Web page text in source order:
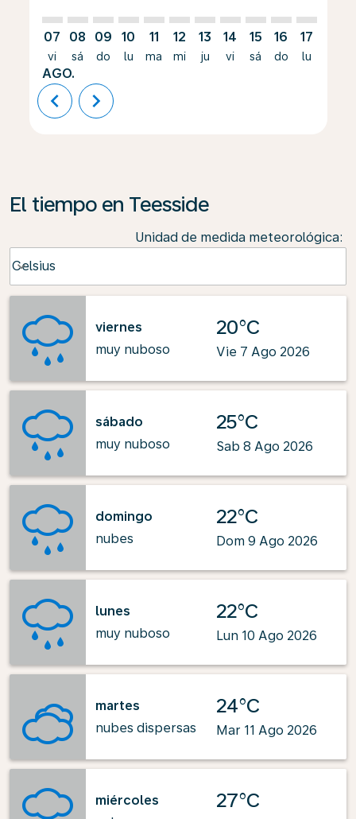
07
vi
AGO.
08
sá
09
do
10
lu
11
ma
12
mi
13
ju
14
vi
15
sá
16
do
17
lu
chevron_left chevron_right
El tiempo en Teesside
Unidad de medida meteorológica:
Celsius
keyboard_arrow_down
viernes
muy nuboso
20°C
Vie 7 Ago 2026
sábado
muy nuboso
25°C
Sab 8 Ago 2026
domingo
nubes
22°C
Dom 9 Ago 2026
lunes
muy nuboso
22°C
Lun 10 Ago 2026
martes
nubes dispersas
24°C
Mar 11 Ago 2026
miércoles
27°C